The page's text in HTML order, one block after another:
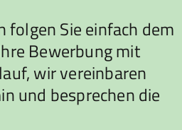
folgen Sie einfach dem
Bewerbung mit
wir vereinbaren
und besprechen die